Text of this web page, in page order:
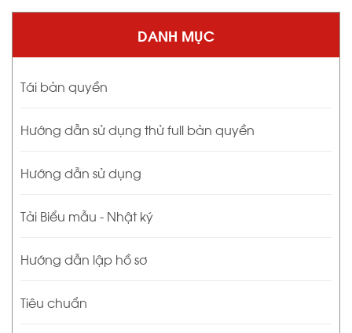
DANH MỤC
Tái bản quyền
Hướng dẫn sử dụng thử full bản quyền
Hướng dẫn sử dụng
Tải Biểu mẫu - Nhật ký
Hướng dẫn lập hồ sơ
Tiêu chuẩn